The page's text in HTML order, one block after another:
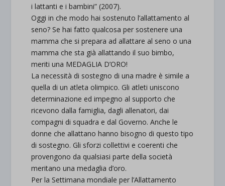
i lattanti e i bambini” (2007).
Oggi in che modo hai sostenuto l’allattamento al
seno? Se hai fatto qualcosa per sostenere una
mamma che si prepara ad allattare al seno o una
mamma che sta già allattando il suo bimbo,
meriti una MEDAGLIA D’ORO!
La necessità di sostegno di una madre è simile a
quella di un atleta olimpico. Gli atleti uniscono
determinazione ed impegno al supporto che
ricevono dalla famiglia, dagli allenatori, dai
compagni di squadra e dal Governo. Anche le
donne che allattano hanno bisogno di questo tipo
di sostegno. Gli sforzi collettivi e coerenti che
provengono da qualsiasi parte della società
meritano una medaglia d’oro.
Per la Settimana mondiale per l’Allattamento